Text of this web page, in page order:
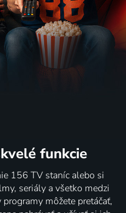
funkcie
156 TV staníc alebo si
seriály a všetko medzi
môžete pretáčať,